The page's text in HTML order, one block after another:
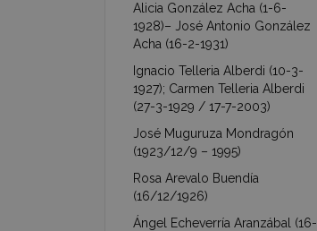
Alicia González Acha (1-6-
1928)– José Antonio González
Acha (16-2-1931)
Ignacio Telleria Alberdi (10-3-
1927); Carmen Telleria Alberdi
(27-3-1929 / 17-7-2003)
José Muguruza Mondragón
(1923/12/9 – 1995)
Rosa Arevalo Buendía
(16/12/1926)
Ángel Echeverría Aranzábal (16-